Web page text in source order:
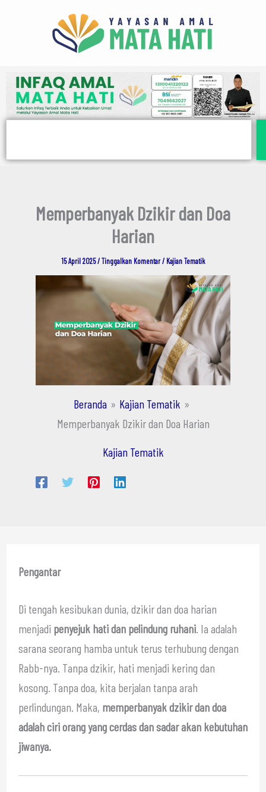
Memperbanyak Dzikir dan Doa
Harian
15 April 2025/Tinggalkan Komentar / Kajian Tematik
Beranda
Kajian Tematik
Memperbanyak Dzikir dan Doa Harian
Kajian Tematik
Pengantar
Di tengah kesibukan dunia, dzikir dan doa harian
menjadi penyejuk hati dan pelindung ruhani. Ia adalah
sarana seorang hamba untuk terus terhubung dengan
Rabb-nya. Tanpa dzikir, hati menjadi kering dan
kosong. Tanpa doa, kita berjalan tanpa arah
perlindungan. Maka, memperbanyak dzikir dan doa
adalah ciri orang yang cerdas dan sadar akan kebutuhan
jiwanya.